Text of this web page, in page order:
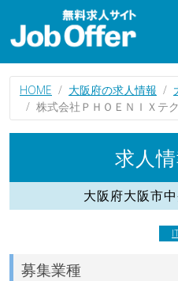
HOME 大阪府の求人情報
株式会社ＰＨＯＥＮＩＸテ
求人
大阪府大阪市
募集業種